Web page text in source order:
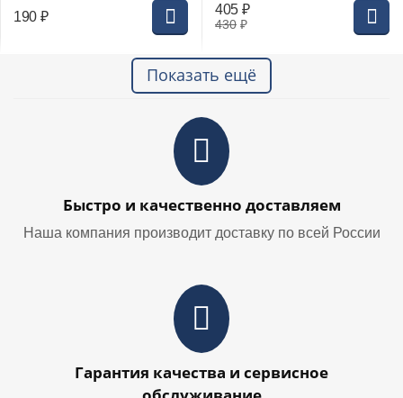
190 ₽ 430 ₽
405 ₽
Показать ещё
Быстро и качественно доставляем
Наша компания производит доставку по всей России
Гарантия качества и сервисное